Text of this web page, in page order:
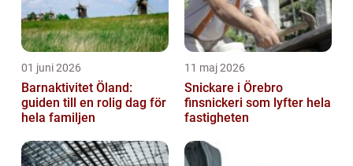
01 juni 2026
Barnaktivitet Öland:
guiden till en rolig dag för
hela familjen
11 maj 2026
Snickare i Örebro
finsnickeri som lyfter hela
fastigheten